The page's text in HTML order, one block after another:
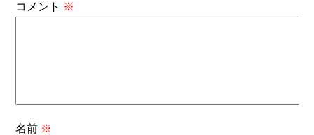
コメント ※
名前 ※